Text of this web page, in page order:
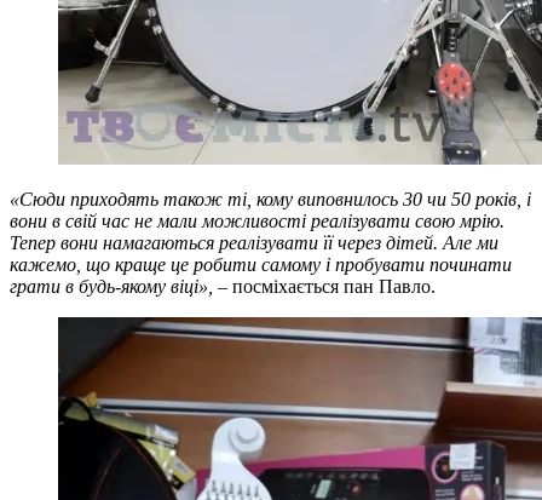
«Сюди приходять також ті, кому виповнилось 30 чи 50 років, і
вони в свій час не мали можливості реалізувати свою мрію.
Тепер вони намагаються реалізувати її через дітей. Але ми
кажемо, що краще це робити самому і пробувати починати
грати в будь-якому віці», – посміхається пан Павло.